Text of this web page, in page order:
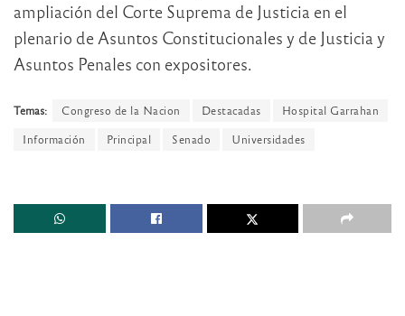
ampliación del Corte Suprema de Justicia en el
plenario de Asuntos Constitucionales y de Justicia y
Asuntos Penales con expositores.
Temas: Congreso de la Nacion Destacadas
Hospital Garrahan
Información
Principal Senado Universidades